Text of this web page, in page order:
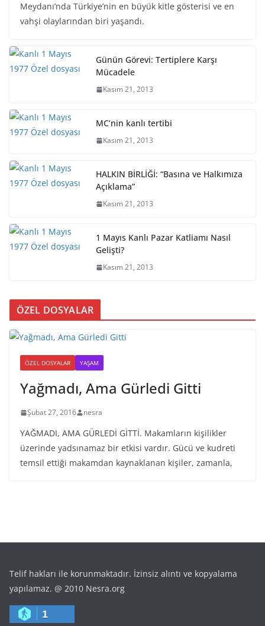
Meydanı’nda Türkiye’nin en büyük kitle gösterisi ve en
vahşi olaylarından biri yaşandı.
Günün Görevi: Tertiplere Karşı
Mücadele
Kasım 21, 2013
MC’nin kanlı tertibi
Kasım 21, 2013
HALKIN BİRLİĞİ: “Basına ve Halkımıza
Açıklama”
Kasım 21, 2013
1 Mayıs Kanlı Pazar Katliamı Nasıl
Gelişti?
Kasım 21, 2013
ÖZEL DOSYALAR
ÖZEL DOSYALAR YAŞAM
Yağmadı, Ama Gürledi Gitti
Şubat 27, 2016 nesra
YAĞMADI, AMA GÜRLEDİ GİTTİ. Makamların kişilikler
üzerinde yadsınamaz bir etkisi vardır. Gücü ve kudreti
temsil ettiği makamdan kaynaklanan kişiler, zamanla,
Telif hakları ile korunmaktadır. İzinsiz alıntı ve kopyalama
yapılamaz. @ 2010 Nesra.org
1